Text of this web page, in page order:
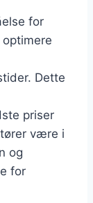
for
Dette
priser
være i
og
for